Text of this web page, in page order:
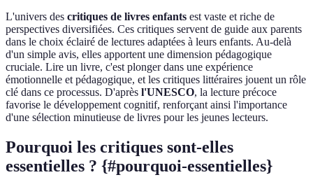
L'univers des critiques de livres enfants est vaste et riche de
perspectives diversifiées. Ces critiques servent de guide aux parents
dans le choix éclairé de lectures adaptées à leurs enfants. Au-delà
d'un simple avis, elles apportent une dimension pédagogique
cruciale. Lire un livre, c'est plonger dans une expérience
émotionnelle et pédagogique, et les critiques littéraires jouent un rôle
clé dans ce processus. D'après l'UNESCO, la lecture précoce
favorise le développement cognitif, renforçant ainsi l'importance
d'une sélection minutieuse de livres pour les jeunes lecteurs.
Pourquoi les critiques sont-elles
essentielles ? {#pourquoi-essentielles}